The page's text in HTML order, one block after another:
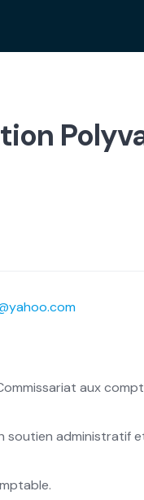
aux
soutien administratif